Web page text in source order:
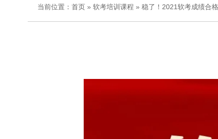
当前位置： 首页 » 软考培训课程 » 稳了！2021软考成绩合